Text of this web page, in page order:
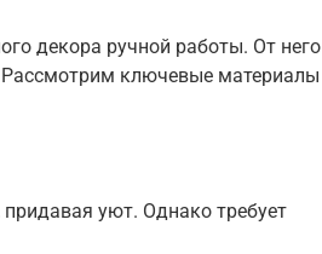
декора ручной работы. От него
Рассмотрим ключевые материалы
уют. Однако требует